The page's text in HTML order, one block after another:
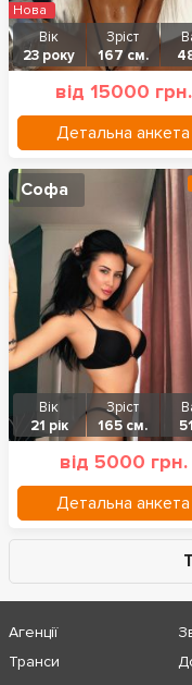
Вік
23 року
Зріст
167 см.
від 15000 грн.
Детальна анкета
Нова
Софа
Вік
21 рік
Зріст
165 см.
від 5000 грн.
Детальна анкета
Агенції
Транси